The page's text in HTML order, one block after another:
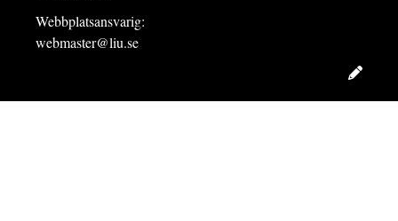
Webbplatsansvarig:
webmaster@liu.se